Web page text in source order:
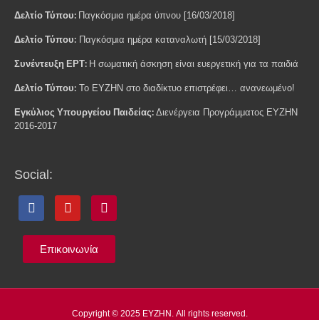
Δελτίο Τύπου: Παγκόσμια ημέρα ύπνου [16/03/2018]
Δελτίο Τύπου: Παγκόσμια ημέρα καταναλωτή [15/03/2018]
Συνέντευξη ΕΡΤ: H σωματική άσκηση είναι ευεργετική για τα παιδιά
Δελτίο Τύπου: Το ΕΥΖΗΝ στο διαδίκτυο επιστρέφει… ανανεωμένο!
Εγκύλιος Υπουργείου Παιδείας: Διενέργεια Προγράμματος ΕΥΖΗΝ
2016-2017
Social:
Επικοινωνία
Copyright © 2025 ΕΥΖΗΝ. All rights reserved.